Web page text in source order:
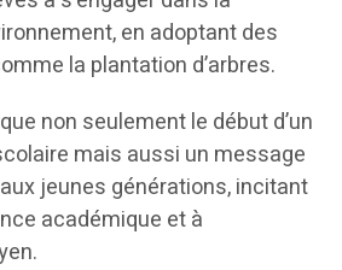
en adoptant des
la plantation d’arbres.
non seulement le début d’un
mais aussi un message
jeunes générations, incitant
académique et à